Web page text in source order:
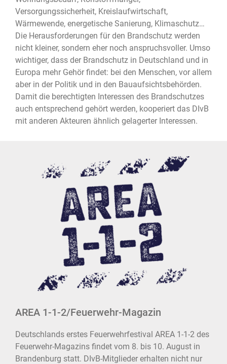
Versorgungssicherheit, Kreislaufwirtschaft,
Wärmewende, energetische Sanierung, Klimaschutz…
Die Herausforderungen für den Brandschutz werden
nicht kleiner, sondern eher noch anspruchsvoller. Umso
wichtiger, dass der Brandschutz in Deutschland und in
Europa mehr Gehör findet: bei den Menschen, vor allem
aber in der Politik und in den Bauaufsichtsbehörden.
Damit die berechtigten Interessen des Brandschutzes
auch entsprechend gehört werden, kooperiert das DIvB
mit anderen Akteuren ähnlich gelagerter Interessen.
AREA 1-1-2/Feuerwehr-Magazin
Deutschlands erstes Feuerwehrfestival AREA 1-1-2 des
Feuerwehr-Magazins findet vom 8. bis 10. August in
Brandenburg statt. DIvB-Mitglieder erhalten nicht nur